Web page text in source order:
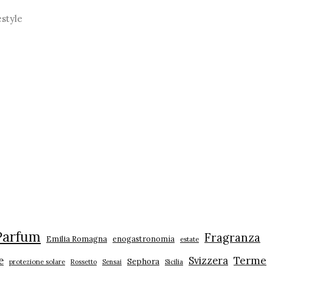
Emilia Romagna enogastronomia estate Fragranza
protezione solare Rossetto Sensai Sephora Sicilia Svizzera Terme